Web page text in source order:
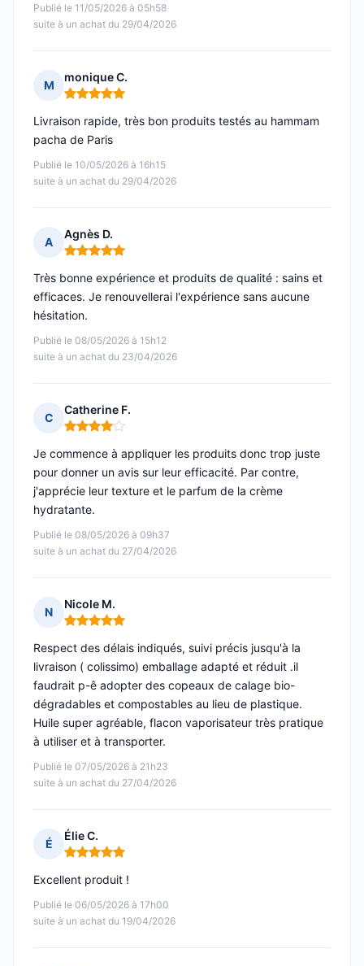
Publié le 11/05/2026 à 05h58
suite à un achat du 29/04/2026
M
monique C.
Note : 5 sur 5
Publié le 10/05/2026 à 16h15
suite à un achat du 29/04/2026
Livraison rapide, très bon produits testés au hammam
pacha de Paris
A
Agnès D.
Note : 5 sur 5
Publié le 08/05/2026 à 15h12
suite à un achat du 23/04/2026
Très bonne expérience et produits de qualité : sains et
efficaces. Je renouvellerai l'expérience sans aucune
hésitation.
C
Catherine F.
Note : 4 sur 5
Publié le 08/05/2026 à 09h37
suite à un achat du 27/04/2026
Je commence à appliquer les produits donc trop juste
pour donner un avis sur leur efficacité. Par contre,
j'apprécie leur texture et le parfum de la crème
hydratante.
N
Nicole M.
Note : 5 sur 5
Publié le 07/05/2026 à 21h23
suite à un achat du 27/04/2026
Respect des délais indiqués, suivi précis jusqu'à la
livraison ( colissimo) emballage adapté et réduit .il
faudrait p-ê adopter des copeaux de calage bio-
dégradables et compostables au lieu de plastique.
Huile super agréable, flacon vaporisateur très pratique
à utiliser et à transporter.
É
Élie C.
Note : 5 sur 5
Publié le 06/05/2026 à 17h00
suite à un achat du 19/04/2026
Excellent produit !